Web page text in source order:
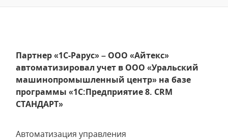
Партнер «1С-Рарус» – ООО «Айтекс»
автоматизировал учет в ООО «Уральский
машинопромышленный центр» на базе
программы «1С:Предприятие 8. CRM
СТАНДАРТ»
Автоматизация управления